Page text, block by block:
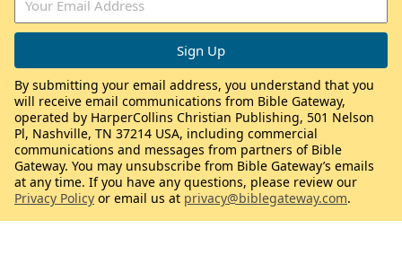
By submitting your email address, you understand that you
will receive email communications from Bible Gateway,
operated by HarperCollins Christian Publishing, 501 Nelson
Pl, Nashville, TN 37214 USA, including commercial
communications and messages from partners of Bible
Gateway. You may unsubscribe from Bible Gateway’s emails
at any time. If you have any questions, please review our
Privacy Policy or email us at privacy@biblegateway.com.